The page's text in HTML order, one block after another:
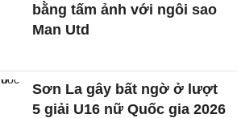
bằng tấm ảnh với ngôi sao
Man Utd
Sơn La gây bất ngờ ở lượt
5 giải U16 nữ Quốc gia 2026